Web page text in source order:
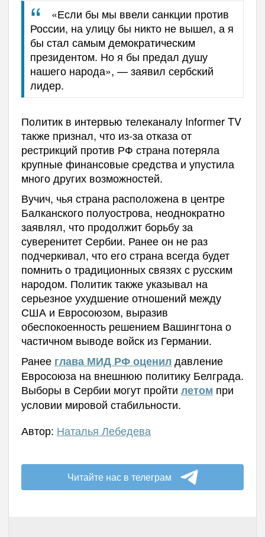
«Если бы мы ввели санкции против
России, на улицу бы никто не вышел, а я
бы стал самым демократическим
президентом. Но я бы предал душу
нашего народа», — заявил сербский
лидер.
Политик в интервью телеканалу Informer TV
также признал, что из-за отказа от
рестрикций против РФ страна потеряла
крупные финансовые средства и упустила
много других возможностей.
Вучич, чья страна расположена в центре
Балканского полуострова, неоднократно
заявлял, что продолжит борьбу за
суверенитет Сербии. Ранее он не раз
подчеркивал, что его страна всегда будет
помнить о традиционных связях с русским
народом. Политик также указывал на
серьезное ухудшение отношений между
США и Евросоюзом, выразив
обеспокоенность решением Вашингтона о
частичном выводе войск из Германии.
Ранее глава МИД РФ оценилдавление
Евросоюза на внешнюю политику Белграда.
Выборы в Сербии могут пройти летом при
условии мировой стабильности.
Автор: Наталья Лебедева
Читайте нас в телеграм